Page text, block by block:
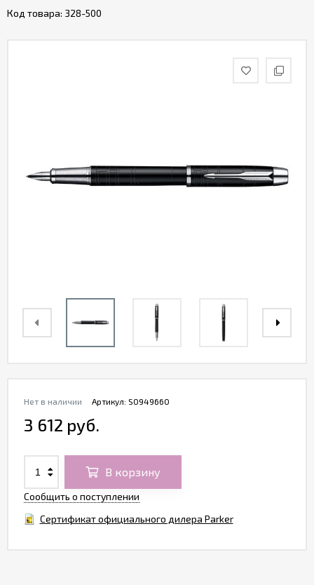
Код товара: 328-500
Артикул: S0949660
Нет в наличии
3 612 руб.
В корзину
Сообщить о поступлении
Сертификат официального дилера Parker